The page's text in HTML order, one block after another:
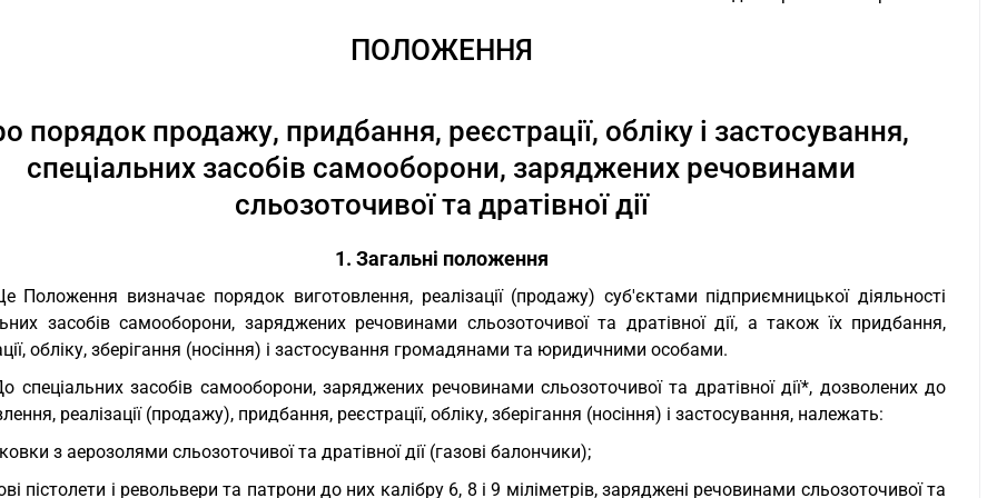
ПОЛОЖЕННЯ
порядок продажу, придбання, реєстрації, обліку і застосування,
спеціальних засобів самооборони, заряджених речовинами
сльозоточивої та дратівної дії
1. Загальні положення
Положення визначає порядок виготовлення, реалізації (продажу) суб'єктами підприємницької діяльності
засобів самооборони, заряджених речовинами сльозоточивої та дратівної дії, а також їх придбання,
обліку, зберігання (носіння) і застосування громадянами та юридичними особами.
спеціальних засобів самооборони, заряджених речовинами сльозоточивої та дратівної дії*, дозволених до
реалізації (продажу), придбання, реєстрації, обліку, зберігання (носіння) і застосування, належать:
з аерозолями сльозоточивої та дратівної дії (газові балончики);
пістолети і револьвери та патрони до них калібру 6, 8 і 9 міліметрів, заряджені речовинами сльозоточивої та